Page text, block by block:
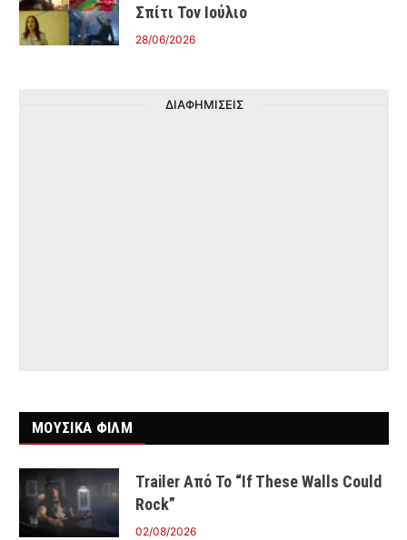
Σπίτι Τον Ιούλιο
28/06/2026
ΔΙΑΦΗΜΙΣΕΙΣ
ΜΟΥΣΙΚΑ ΦΙΛΜ
Trailer Από Το “If These Walls Could
Rock”
02/08/2026